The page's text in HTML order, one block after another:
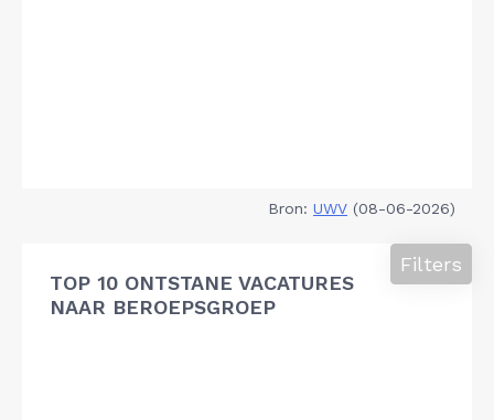
Bron: UWV (08-06-2026)
TOP 10 ONTSTANE VACATURES
NAAR BEROEPSGROEP
Filters